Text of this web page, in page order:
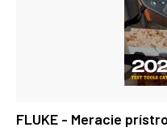
FLUKE - Meracie